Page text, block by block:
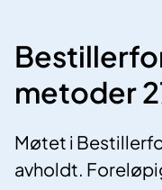
metoder
Møtet i
avholdt.